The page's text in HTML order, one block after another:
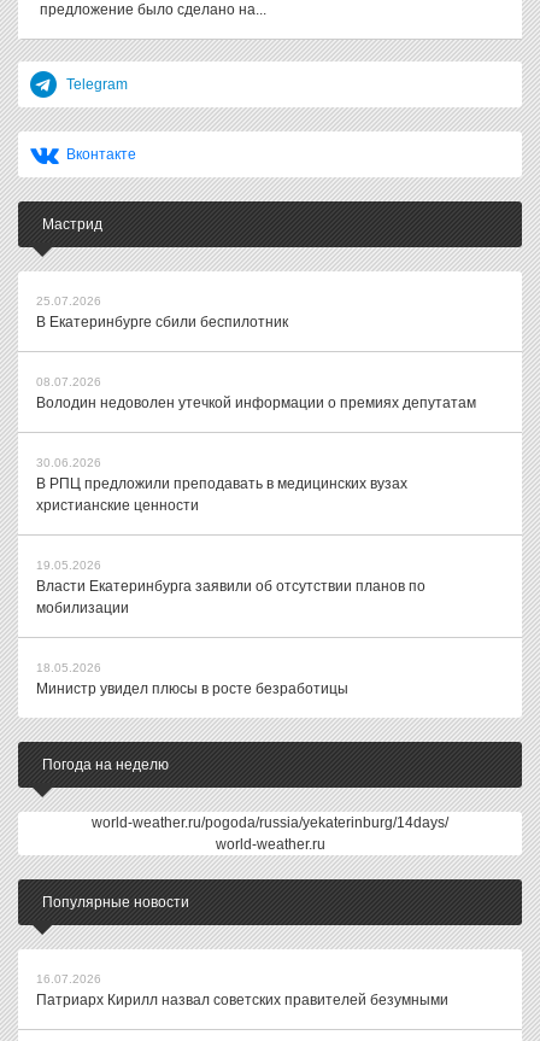
предложение было сделано на...
Telegram
Вконтакте
Мастрид
25.07.2026
В Екатеринбурге сбили беспилотник
08.07.2026
Володин недоволен утечкой информации о премиях депутатам
30.06.2026
В РПЦ предложили преподавать в медицинских вузах
христианские ценности
19.05.2026
Власти Екатеринбурга заявили об отсутствии планов по
мобилизации
18.05.2026
Министр увидел плюсы в росте безработицы
Погода на неделю
world-weather.ru/pogoda/russia/yekaterinburg/14days/
world-weather.ru
Популярные новости
16.07.2026
Патриарх Кирилл назвал советских правителей безумными